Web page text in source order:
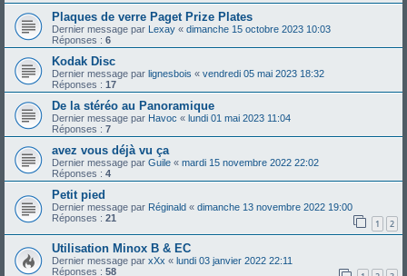
Plaques de verre Paget Prize Plates
Dernier message par Lexay « dimanche 15 octobre 2023 10:03
Réponses : 6
Kodak Disc
Dernier message par lignesbois « vendredi 05 mai 2023 18:32
Réponses : 17
De la stéréo au Panoramique
Dernier message par Havoc « lundi 01 mai 2023 11:04
Réponses : 7
avez vous déjà vu ça
Dernier message par Guile « mardi 15 novembre 2022 22:02
Réponses : 4
Petit pied
Dernier message par Réginald « dimanche 13 novembre 2022 19:00
Réponses : 21 1 2
Utilisation Minox B & EC
Dernier message par xXx « lundi 03 janvier 2022 22:11
Réponses : 58